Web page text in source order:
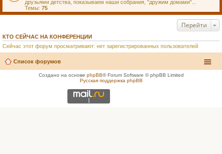
друзьями детства, показываем наши собрания, "дружим домами"...
Темы: 75
Перейти
КТО СЕЙЧАС НА КОНФЕРЕНЦИИ
Сейчас этот форум просматривают: нет зарегистрированных пользователей
Список форумов
Создано на основе phpBB® Forum Software © phpBB Limited
Русская поддержка phpBB